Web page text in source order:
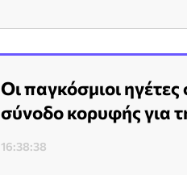
Οι παγκόσμιοι
σύνοδο κορυφής για
16:38:38